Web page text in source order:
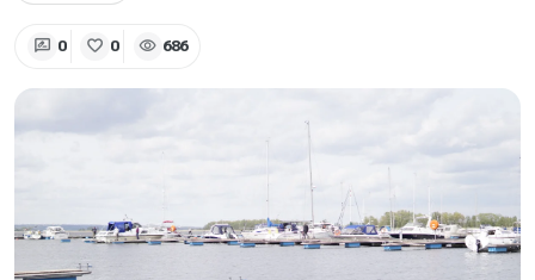
rate_review 0 favorite 0 visibility 686